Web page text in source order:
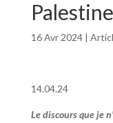
Palestine
16 Avr 2024|
14.04.24
Le discours que je